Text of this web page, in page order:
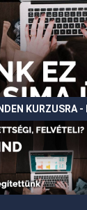
érdekében, hogy a
nyújtani.More info
KURZUSRA